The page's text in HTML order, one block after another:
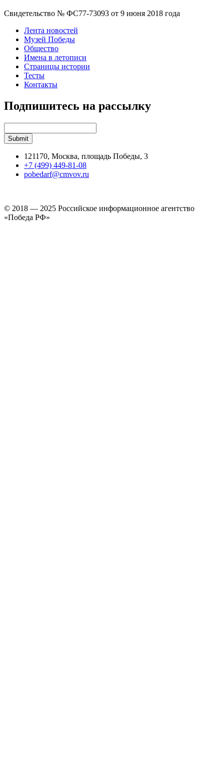
Свидетельство № ФС77-73093 от 9 июня 2018 года
Лента новостей
Музей Победы
Общество
Имена в летописи
Страницы истории
Тесты
Контакты
Подпишитесь на рассылку
121170, Москва, площадь Победы, 3
+7 (499) 449-81-08
pobedarf@cmvov.ru
© 2018 — 2025 Российское информационное агентство
«Победа РФ»